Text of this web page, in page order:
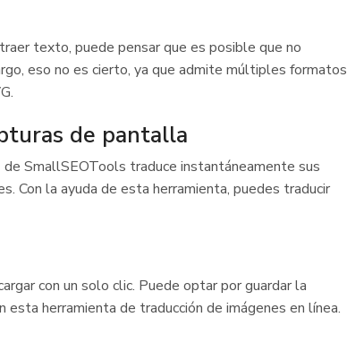
texto, puede pensar que es posible que no
eso no es cierto, ya que admite múltiples formatos
de pantalla
SmallSEOTools traduce instantáneamente sus
Con la ayuda de esta herramienta, puedes traducir
con un solo clic. Puede optar por guardar la
herramienta de traducción de imágenes en línea.